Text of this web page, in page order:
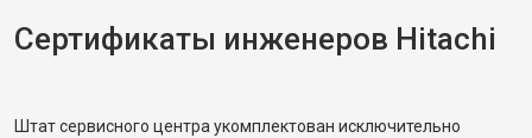
Сертификаты инженеров Hitachi
Штат сервисного центра укомплектован исключительно